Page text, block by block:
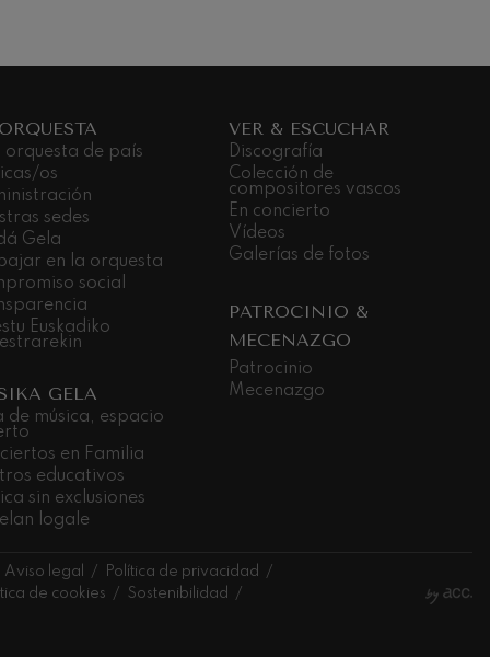
orquesta de país
os
sedes
Gela
en la orquesta
social
Euskadiko
GELA
de música, espacio
en Familia
educativos
sin exclusiones
logale
VER & ESCUCHAR
Discografía
Colección de
compositores vascos
En concierto
Vídeos
Galerías de fotos
PATROCINIO &
MECENAZGO
Patrocinio
Mecenazgo
Aviso legal
Política de privacidad
de cookies
Sostenibilidad